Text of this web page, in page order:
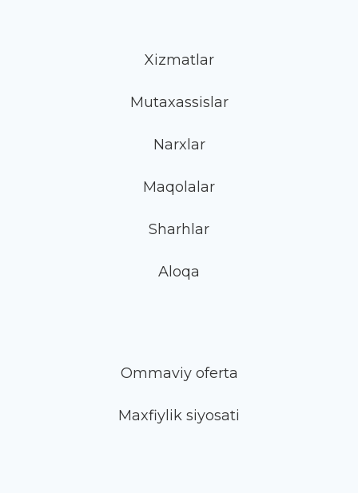
Xizmatlar
Mutaxassislar
Narxlar
Maqolalar
Sharhlar
Aloqa
Ommaviy oferta
Maxfiylik siyosati